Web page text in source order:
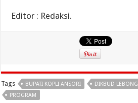
Editor : Redaksi.
Tags BUPATI KOPLI ANSORI DIKBUD LEBONG
PROGRAM